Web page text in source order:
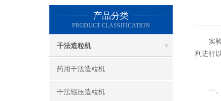
产品分类
PRODUCT CLASSIFICATION
干法造粒机
药用干法造粒机
干法辊压造粒机
实验
利进行
一、